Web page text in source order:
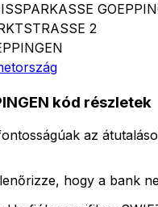
2
kód részletek
az
hogy a bank